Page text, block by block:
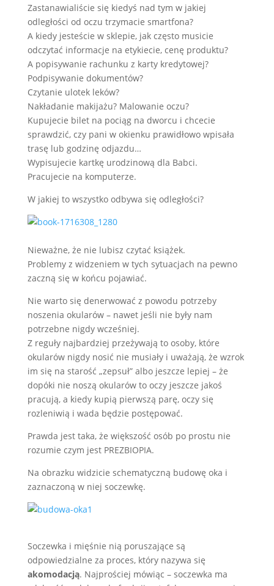
Zastanawialiście się kiedyś nad tym w jakiej
odległości od oczu trzymacie smartfona?
A kiedy jesteście w sklepie, jak często musicie
odczytać informacje na etykiecie, cenę produktu?
A popisywanie rachunku z karty kredytowej?
Podpisywanie dokumentów?
Czytanie ulotek leków?
Nakładanie makijażu? Malowanie oczu?
Kupujecie bilet na pociąg na dworcu i chcecie
sprawdzić, czy pani w okienku prawidłowo wpisała
trasę lub godzinę odjazdu…
Wypisujecie kartkę urodzinową dla Babci.
Pracujecie na komputerze.
W jakiej to wszystko odbywa się odległości?
Nieważne, że nie lubisz czytać książek.
Problemy z widzeniem w tych sytuacjach na pewno
zaczną się w końcu pojawiać.
Nie warto się denerwować z powodu potrzeby
noszenia okularów – nawet jeśli nie były nam
potrzebne nigdy wcześniej.
Z reguły najbardziej przeżywają to osoby, które
okularów nigdy nosić nie musiały i uważają, że wzrok
im się na starość „zepsuł” albo jeszcze lepiej – że
dopóki nie noszą okularów to oczy jeszcze jakoś
pracują, a kiedy kupią pierwszą parę, oczy się
rozleniwią i wada będzie postępować.
Prawda jest taka, że większość osób po prostu nie
rozumie czym jest PREZBIOPIA.
Na obrazku widzicie schematyczną budowę oka i
zaznaczoną w niej soczewkę.
Soczewka i mięśnie nią poruszające są
odpowiedzialne za proces, który nazywa się
akomodacją. Najprościej mówiąc – soczewka ma